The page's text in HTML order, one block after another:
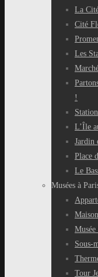
La
Cité
Les
!
L’Île
Jardin
Place
Le
Musées à
Sous-
Tour